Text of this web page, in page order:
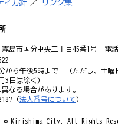
ィ方針 ／ リンク集
所
霧島市国分中央三丁目45番1号 電
から午後5時まで （ただし、土曜
3日は除く）
なる場合があります。
（法人番号について）
© Kirishima City. All Rights